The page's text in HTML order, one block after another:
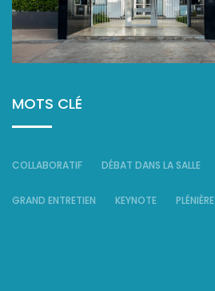
MOTS CLÉ
COLLABORATIF DÉBAT DANS LA SALLE
GRAND ENTRETIEN KEYNOTE PLÉNIÈRE